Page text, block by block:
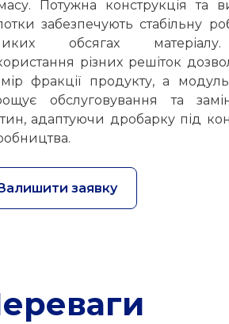
Потужна конструкція та
забезпечують стабільну
обсягах
різних решіток
фракції продукту, а
обслуговування та
адаптуючи дробарку під
заявку